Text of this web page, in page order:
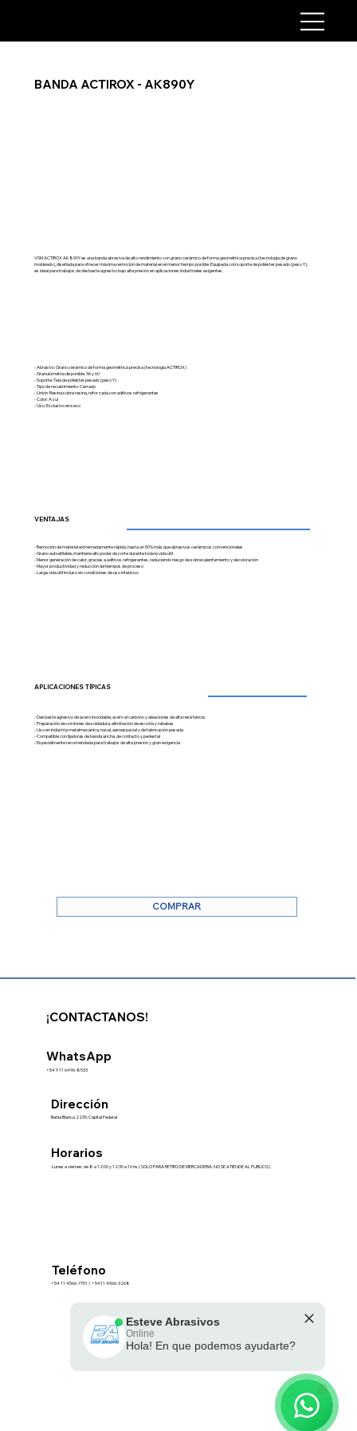
APLICACIONES TÍPICAS
VENTAJAS
BANDA ACTIROX - AK890Y
VSM ACTIROX AK890Y es una banda abrasiva de alto rendimiento con grano cerámico de forma geométrica precisa (tecnología de grano
moldeado), diseñada para ofrecer máxima remoción de material en el menor tiempo posible. Equipada con soporte de poliéster pesado (peso Y),
es ideal para trabajos de desbaste agresivo bajo alta presión en aplicaciones industriales exigentes.
- Abrasivo: Grano cerámico de forma geométrica precisa (tecnología ACTIROX)
- Granulometría disponible: 36 y 60
- Soporte: Tela de poliéster pesado (peso Y)
- Tipo de recubrimiento: Cerrado
- Unión: Resina sobre resina, reforzada con aditivos refrigerantes
- Color: Azul
- Uso: Exclusivo en seco
- Remoción de material extremadamente rápida, hasta un 50% más que abrasivos cerámicos convencionales
- Grano autoafilable, mantiene alto poder de corte durante toda la vida útil
- Menor generación de calor, gracias a aditivos refrigerantes, reduciendo riesgo de sobrecalentamiento y decoloración
- Mayor productividad y reducción de tiempos de proceso
- Larga vida útil incluso en condiciones de uso intensivo
- Desbaste agresivo de acero inoxidable, acero al carbono y aleaciones de alta resistencia
- Preparación de cordones de soldadura, eliminación de escoria y rebabas
- Uso en industria metalmecánica, naval, aeroespacial y de fabricación pesada
- Compatible con lijadoras de banda ancha, de contacto y pedestal
- Especialmente recomendada para trabajos de alta presión y gran exigencia
COMPRAR
¡CONTACTANOS!
WhatsApp
+54 9 11 6496-8533
Dirección
Bahia Blanca 2239, Capital Federal
Teléfono
+54 11 4566-7701 / +5411 4566-3268
Horarios
Lunes a viernes: de 8 a 12:00 y 12:30 a 16 hs.( SOLO PARA RETIRO DE MERCADERIA. NO SE ATIENDE AL PUBLICO)
Términos y Condiciones
🌟 Welcome to our help center!
Esteve Abrasivos
Online
Hola! En que podemos ayudarte?